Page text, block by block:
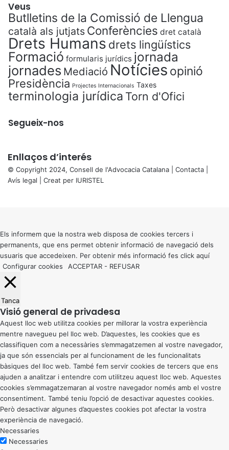
Veus
Butlletins de la Comissió de Llengua
català als jutjats Conferències dret català
Drets Humans drets lingüístics
Formació formularis jurídics jornada
jornades Mediació Notícies opinió
Presidència Projectes Internacionals Taxes
terminologia jurídica Torn d'Ofici
Segueix-nos
Enllaços d’interés
© Copyright 2024, Consell de l'Advocacia Catalana | Contacta
Avís legal | Creat per IURISTEL
button
Els informem que la nostra web disposa de cookies tercers i
permanents, que ens permet obtenir informació de navegació dels
usuaris que accedeixen. Per obtenir més informació fes click aquí
Configurar cookies
ACCEPTAR - REFUSAR
Tanca
Visió general de privadesa
Aquest lloc web utilitza cookies per millorar la vostra experiència
mentre navegueu pel lloc web. D’aquestes, les cookies que es
classifiquen com a necessàries s’emmagatzemen al vostre navegador,
ja que són essencials per al funcionament de les funcionalitats
bàsiques del lloc web. També fem servir cookies de tercers que ens
ajuden a analitzar i entendre com utilitzeu aquest lloc web. Aquestes
cookies s’emmagatzemaran al vostre navegador només amb el vostre
consentiment. També teniu l’opció de desactivar aquestes cookies.
Però desactivar algunes d’aquestes cookies pot afectar la vostra
experiència de navegació.
Necessaries
Necessaries